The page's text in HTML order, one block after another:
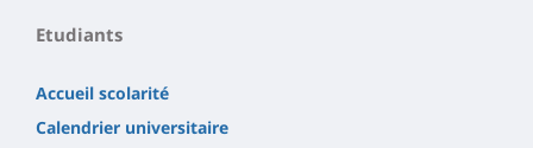
Etudiants
Accueil scolarité
Calendrier universitaire